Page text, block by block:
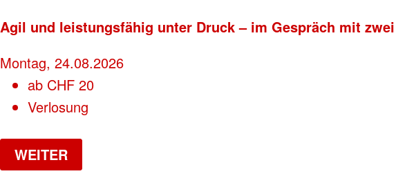
Agil und leistungsfähig unter Druck – im Gespräch mit
Montag, 24.08.2026
ab CHF 20
Verlosung
WEITER